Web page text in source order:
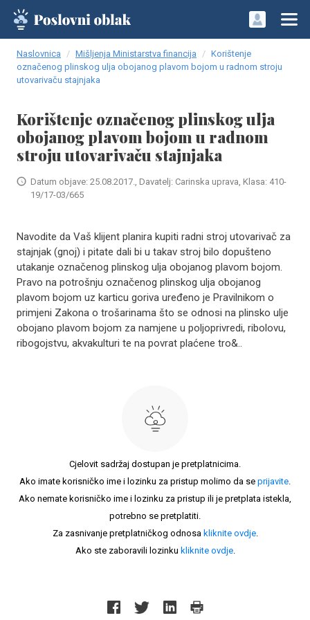
Naslovnica Mišljenja Ministarstva financija
Korištenje
označenog plinskog ulja obojanog plavom bojom u radnom stroju
utovarivaču stajnjaka
Korištenje označenog plinskog ulja
obojanog plavom bojom u radnom
stroju utovarivaču stajnjaka
Datum objave: 25.08.2017., Davatelj: Carinska uprava, Klasa: 410-
19/17-03/665
Navodite da Vaš klijent planira kupiti radni stroj utovarivač za
stajnjak (gnoj) i pitate dali bi u takav stroj bilo dopušteno
utakanje označenog plinskog ulja obojanog plavom bojom.
Pravo na potrošnju označenog plinskog ulja obojanog
plavom bojom uz karticu goriva uređeno je Pravilnikom o
primjeni Zakona o trošarinama što se odnosi na plinsko ulje
obojano plavom bojom za namjene u poljoprivredi, ribolovu,
ribogojstvu, akvakulturi te na povrat plaćene tro&..
Cjelovit sadržaj dostupan je pretplatnicima.
Ako imate korisničko ime i lozinku za pristup molimo da se prijavite.
Ako nemate korisničko ime i lozinku za pristup ili je pretplata istekla,
potrebno se pretplatiti.
Za zasnivanje pretplatničkog odnosa kliknite ovdje.
Ako ste zaboravili lozinku kliknite ovdje.